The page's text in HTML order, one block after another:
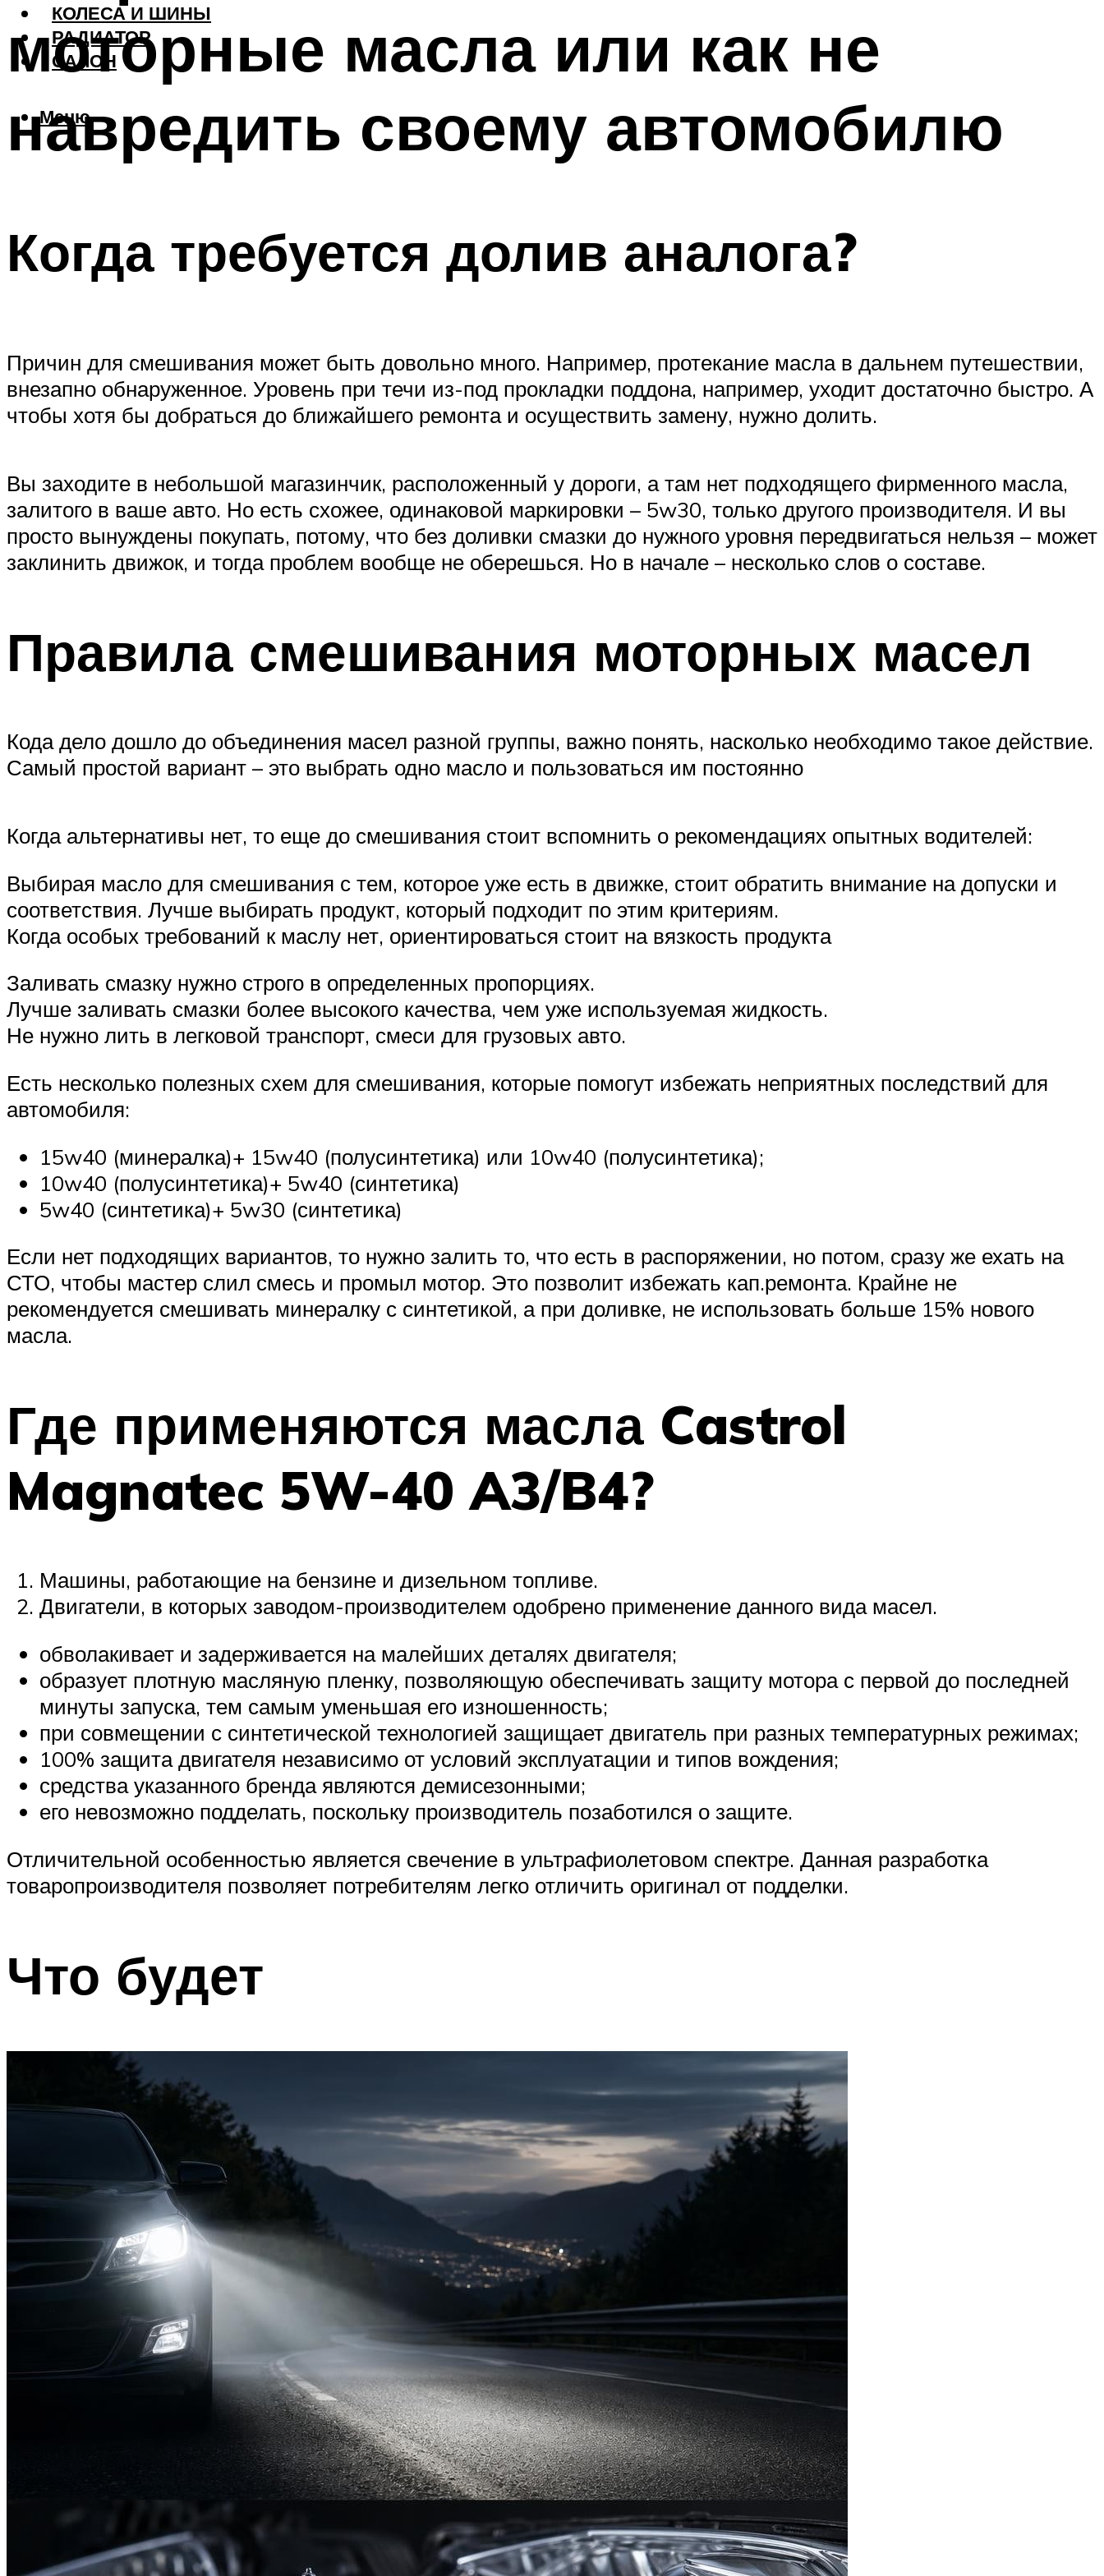
КОЛЕСА И ШИНЫ
РАДИАТОР
САЛОН
Меню
моторные масла или как не
навредить своему автомобилю
Когда требуется долив аналога?
Причин для смешивания может быть довольно много. Например, протекание масла в дальнем путешествии,
внезапно обнаруженное. Уровень при течи из-под прокладки поддона, например, уходит достаточно быстро. А
чтобы хотя бы добраться до ближайшего ремонта и осуществить замену, нужно долить.
Вы заходите в небольшой магазинчик, расположенный у дороги, а там нет подходящего фирменного масла,
залитого в ваше авто. Но есть схожее, одинаковой маркировки – 5w30, только другого производителя. И вы
просто вынуждены покупать, потому, что без доливки смазки до нужного уровня передвигаться нельзя – может
заклинить движок, и тогда проблем вообще не оберешься. Но в начале – несколько слов о составе.
Правила смешивания моторных масел
Кода дело дошло до объединения масел разной группы, важно понять, насколько необходимо такое действие.
Самый простой вариант – это выбрать одно масло и пользоваться им постоянно
Когда альтернативы нет, то еще до смешивания стоит вспомнить о рекомендациях опытных водителей:
Выбирая масло для смешивания с тем, которое уже есть в движке, стоит обратить внимание на допуски и
соответствия. Лучше выбирать продукт, который подходит по этим критериям.
Когда особых требований к маслу нет, ориентироваться стоит на вязкость продукта
Заливать смазку нужно строго в определенных пропорциях.
Лучше заливать смазки более высокого качества, чем уже используемая жидкость.
Не нужно лить в легковой транспорт, смеси для грузовых авто.
Есть несколько полезных схем для смешивания, которые помогут избежать неприятных последствий для
автомобиля:
15w40 (минералка)+ 15w40 (полусинтетика) или 10w40 (полусинтетика);
10w40 (полусинтетика)+ 5w40 (синтетика)
5w40 (синтетика)+ 5w30 (синтетика)
Если нет подходящих вариантов, то нужно залить то, что есть в распоряжении, но потом, сразу же ехать на
СТО, чтобы мастер слил смесь и промыл мотор. Это позволит избежать кап.ремонта. Крайне не
рекомендуется смешивать минералку с синтетикой, а при доливке, не использовать больше 15% нового
масла.
Где применяются масла Castrol
Magnatec 5W-40 A3/B4?
Машины, работающие на бензине и дизельном топливе.
Двигатели, в которых заводом-производителем одобрено применение данного вида масел.
обволакивает и задерживается на малейших деталях двигателя;
образует плотную масляную пленку, позволяющую обеспечивать защиту мотора с первой до последней
минуты запуска, тем самым уменьшая его изношенность;
при совмещении с синтетической технологией защищает двигатель при разных температурных режимах;
100% защита двигателя независимо от условий эксплуатации и типов вождения;
средства указанного бренда являются демисезонными;
его невозможно подделать, поскольку производитель позаботился о защите.
Отличительной особенностью является свечение в ультрафиолетовом спектре. Данная разработка
товаропроизводителя позволяет потребителям легко отличить оригинал от подделки.
Что будет